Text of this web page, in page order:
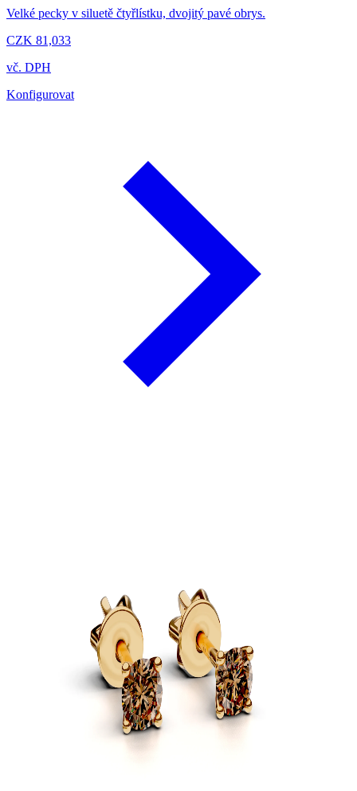
Velké pecky v siluetě čtyřlístku, dvojitý pavé obrys.
CZK 81,033
vč. DPH
Konfigurovat